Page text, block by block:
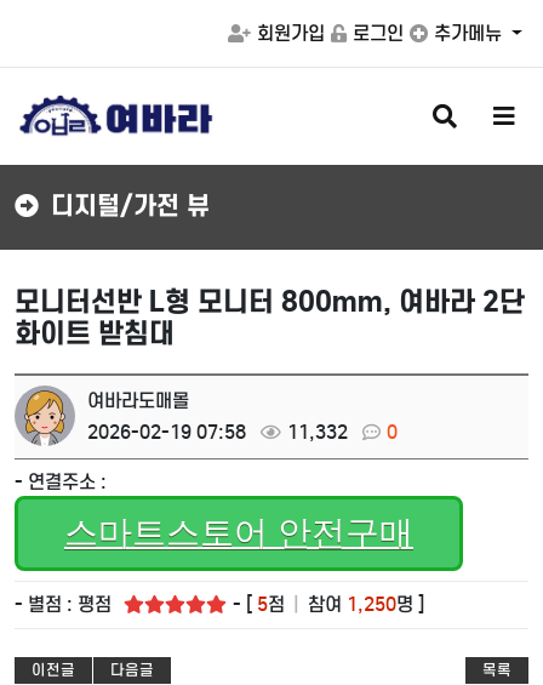
회원가입 로그인 추가메뉴
검
색
버
메
버
디지털/가전 뷰
모니터선반 L형 모니터 800mm, 여바라 2단
화이트 받침대
여바라도매몰
2026-02-19 07:58
11,332 0
- 연결주소 :
스마트스토어 안전구매
- 별점 : 평점 - [ 5점 참여 1,250명 ]
이전글 다음글 목록